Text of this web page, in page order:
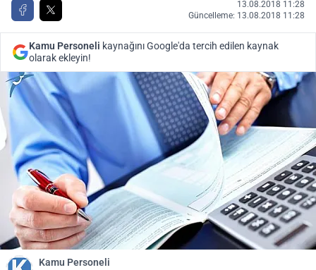
13.08.2018 11:28
Güncelleme: 13.08.2018 11:28
Kamu Personeli kaynağını Google'da tercih edilen kaynak
olarak ekleyin!
Kamu Personeli